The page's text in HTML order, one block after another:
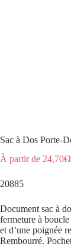
Sac à Dos Porte-
À partir de 24,70
20885
Document sac à
fermeture à
et d’une poignée
Rembourré.